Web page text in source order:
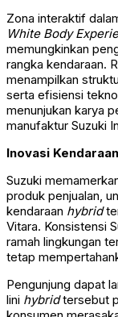
Zona interaktif
White Body
memungkinkan
rangka kendaraan.
menampilkan
serta efisiensi
menunjukan karya
manufaktur Suzuki
Inovasi
Suzuki
produk penjualan,
kendaraan hybrid
Vitara. Konsistensi
ramah lingkungan
tetap
Pengunjung dapat
lini hybridtersebut